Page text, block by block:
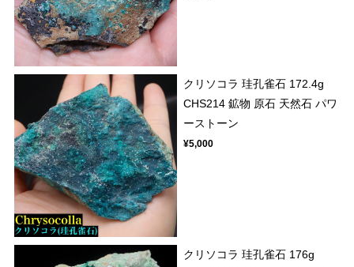
クリソコラ 珪孔雀石 172.4g
CHS214 鉱物 原石 天然石 パワ
ーストーン
¥5,000
クリソコラ 珪孔雀石 176g